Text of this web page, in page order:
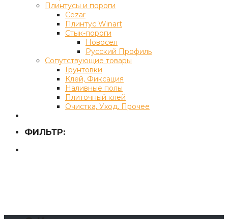
Плинтусы и пороги
Cezar
Плинтус Winart
Стык-пороги
Новосел
Русский Профиль
Сопутствующие товары
Грунтовки
Клей, Фиксация
Наливные полы
Плиточный клей
Очистка, Уход, Прочее
ФИЛЬТР: